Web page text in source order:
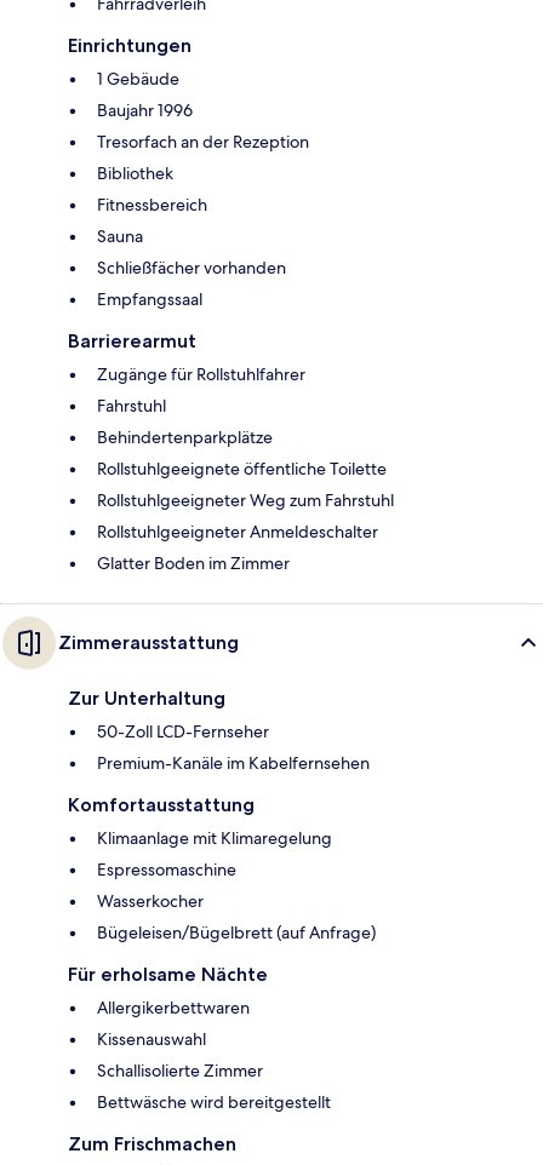
Einrichtungen
1 Gebäude
Baujahr 1996
Tresorfach an der Rezeption
Bibliothek
Fitnessbereich
Sauna
Schließfächer vorhanden
Empfangssaal
Barrierearmut
Zugänge für Rollstuhlfahrer
Fahrstuhl
Behindertenparkplätze
Rollstuhlgeeignete öffentliche Toilette
Rollstuhlgeeigneter Weg zum Fahrstuhl
Rollstuhlgeeigneter Anmeldeschalter
Glatter Boden im Zimmer
Zimmerausstattung
Zur Unterhaltung
50-Zoll LCD-Fernseher
Premium-Kanäle im Kabelfernsehen
Komfortausstattung
Klimaanlage mit Klimaregelung
Espressomaschine
Wasserkocher
Bügeleisen/Bügelbrett (auf Anfrage)
Für erholsame Nächte
Allergikerbettwaren
Kissenauswahl
Schallisolierte Zimmer
Bettwäsche wird bereitgestellt
Zum Frischmachen